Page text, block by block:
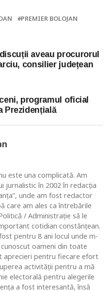
PREMIER BOLOJAN
aveau procurorul
consilier județean
programul oficial
Prezidențială
este una complicată. Am
în 2002 în redacția
unde am fost redactor
care am ales ca întrebările
/ Administrație să le
cotidian constănțean.
pentru 8 ani locul unde m-
oameni din toate
aprecieri pentru fiecare efort
activității pentru a mă
electorală pentru alegerile
a fost interesantă, însă